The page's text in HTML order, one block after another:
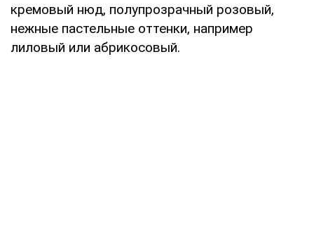
кремовый нюд, полупрозрачный розовый,
нежные пастельные оттенки, например
лиловый или абрикосовый.